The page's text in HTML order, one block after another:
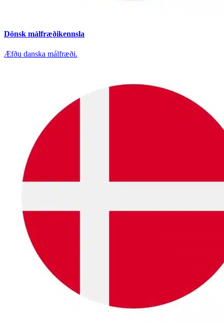
Dönsk málfræðikennsla
Æfðu danska málfræði.